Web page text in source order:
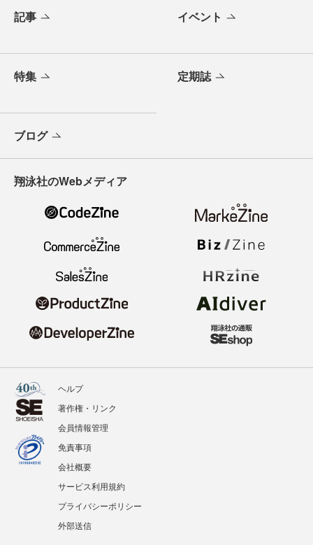
記事 イベント
特集 定期誌
ブログ
翔泳社のWebメディア
ヘルプ
著作権・リンク
会員情報管理
免責事項
会社概要
サービス利用規約
プライバシーポリシー
外部送信